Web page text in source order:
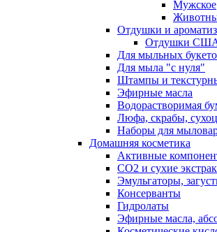
Мужское
Отдушки и
Отдушки
Для мыльных
Для мыла "с нуля"
Штампы и
Эфирные масла
Водорастворимая
Люфа, скрабы,
Наборы для
Домашняя косметика
Активные
СО2 и сухие
Эмульгаторы,
Консерванты
Гидролаты
Эфирные масла,